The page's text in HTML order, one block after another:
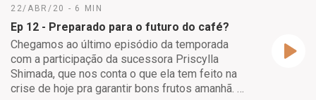
tema para cafeina@podsyn.com.br
mostrar os detalhes da ação do bicho-mineiro
nas folhas do cafezal e o depoimentos de
produtores que estão vivendo isso.
Confira como da aplicação de inseticidas de
solo e o manejo de cultura praga-zero são
22/ABR/20 - 6 MIN
Ep 12 - Preparado para o futuro do café?
Chegamos ao último episódio da temporada
com a participação da sucessora Priscylla
Shimada, que nos conta o que ela tem feito na
crise de hoje pra garantir bons frutos amanhã. E